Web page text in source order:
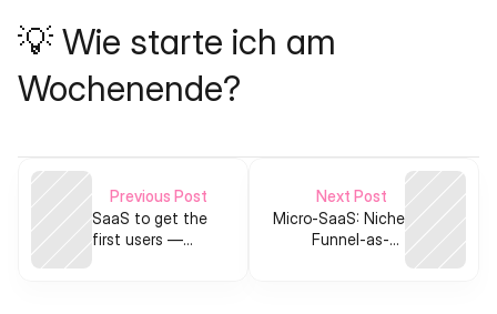
💡 Wie starte ich am
Wochenende?
Previous Post
SaaS to get the
first users —
Next Post
Micro-SaaS: Niche
Funnel-as-a-